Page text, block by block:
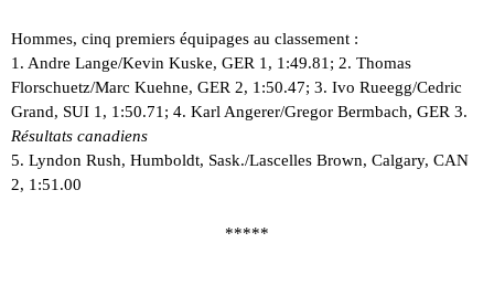
Hommes, cinq premiers équipages au classement :
1. Andre Lange/Kevin Kuske, GER 1, 1:49.81; 2. Thomas
Florschuetz/Marc Kuehne, GER 2, 1:50.47; 3. Ivo Rueegg/Cedric
Grand, SUI 1, 1:50.71; 4. Karl Angerer/Gregor Bermbach, GER 3.
Résultats canadiens
5. Lyndon Rush, Humboldt, Sask./Lascelles Brown, Calgary, CAN
2, 1:51.00
*****